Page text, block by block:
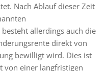
Nach Ablauf dieser Zeit
besteht allerdings auch die
direkt von
bewilligt wird. Dies ist
von einer langfristigen